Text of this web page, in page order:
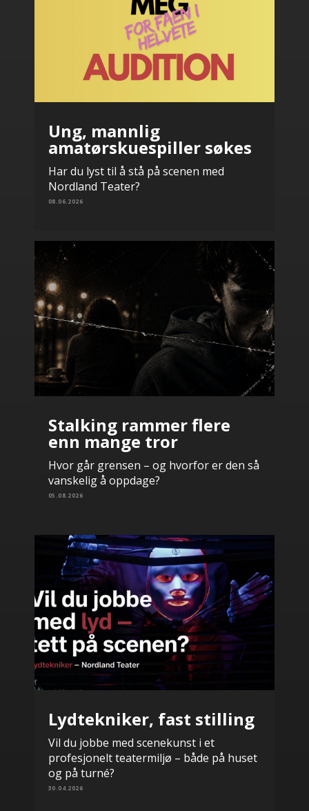
Ung, mannlig
amatørskuespiller søkes
Har du lyst til å stå på scenen med
Nordland Teater?
08.06.2026
Stalking rammer flere
enn mange tror
Hvor går grensen – og hvorfor er den så
vanskelig å oppdage?
05.08.2026
Lydtekniker, fast stilling
Vil du jobbe med scenekunst i et
profesjonelt teatermiljø – både på huset
og på turné?
30.04.2026